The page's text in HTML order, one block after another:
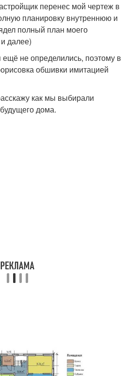
перенес мой чертеж в
планировку внутреннюю и
полный план моего
далее)
не определились, поэтому в
обшивки имитацией
как мы выбирали
дома.